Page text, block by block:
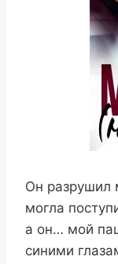
Он разрушил
могла
а он… мой
синими